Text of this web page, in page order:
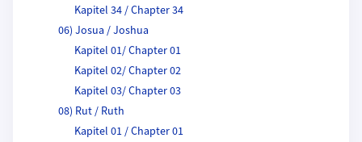
Kapitel 34 / Chapter 34
06) Josua / Joshua
Kapitel 01/ Chapter 01
Kapitel 02/ Chapter 02
Kapitel 03/ Chapter 03
08) Rut / Ruth
Kapitel 01 / Chapter 01